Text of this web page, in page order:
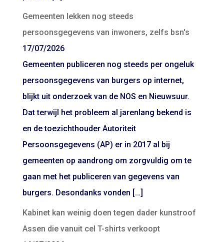
Gemeenten lekken nog steeds
persoonsgegevens van inwoners, zelfs bsn's
17/07/2026
Gemeenten publiceren nog steeds per ongeluk
persoonsgegevens van burgers op internet,
blijkt uit onderzoek van de NOS en Nieuwsuur.
Dat terwijl het probleem al jarenlang bekend is
en de toezichthouder Autoriteit
Persoonsgegevens (AP) er in 2017 al bij
gemeenten op aandrong om zorgvuldig om te
gaan met het publiceren van gegevens van
burgers. Desondanks vonden […]
Kabinet kan weinig doen tegen dader kunstroof
Assen die vanuit cel T-shirts verkoopt